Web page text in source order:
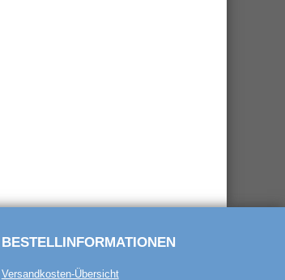
BESTELL­INFORMATIONEN
Versandkosten-Übersicht